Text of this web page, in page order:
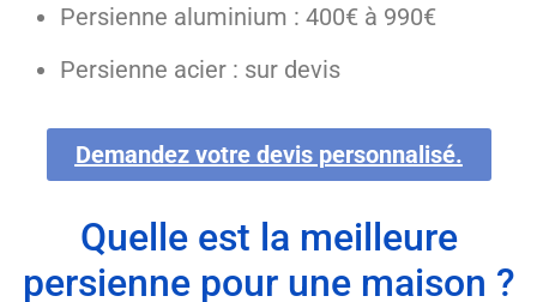
Persienne aluminium : 400€ à 990€
Persienne acier : sur devis
Demandez votre devis personnalisé.
Quelle est la meilleure
persienne pour une maison ?